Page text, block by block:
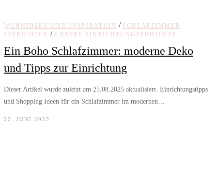
WOHNIDEEN UND INSPIRATION / SCHLAFZIMMER
EINRICHTEN / UNSERE EINRICHTUNGSPROJEKTE
Ein Boho Schlafzimmer: moderne Deko
und Tipps zur Einrichtung
Dieser Artikel wurde zuletzt am 25.08.2025 aktualisiert. Einrichtungstipps
und Shopping Ideen für ein Schlafzimmer im modernen…
22. JUNI 2023